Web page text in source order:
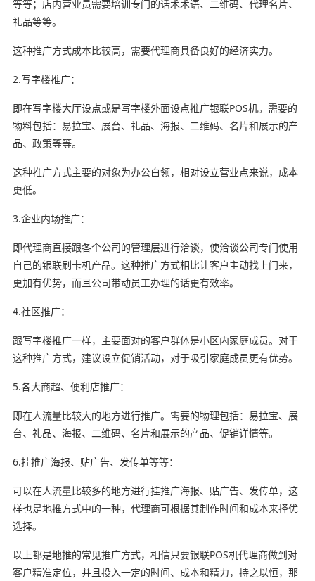
等等；店内营业员需要培训专门的话术术语、二维码、代理名片、
礼品等等。
这种推广方式成本比较高，需要代理商具备良好的经济实力。
2.写字楼推广：
即在写字楼大厅设点或是写字楼外面设点推广银联POS机。需要的
物料包括：易拉宝、展台、礼品、海报、二维码、名片和展示的产
品、政策等等。
这种推广方式主要的对象为办公白领，相对设立营业点来说，成本
更低。
3.企业内场推广：
即代理商直接跟各个公司的管理层进行洽谈，使洽谈公司专门使用
自己的银联刷卡机产品。这种推广方式相比让客户主动找上门来，
更加有优势，而且公司带动员工办理的话更有效率。
4.社区推广：
跟写字楼推广一样，主要面对的客户群体是小区内家庭成员。对于
这种推广方式，建议设立促销活动，对于吸引家庭成员更有优势。
5.各大商超、便利店推广：
即在人流量比较大的地方进行推广。需要的物理包括：易拉宝、展
台、礼品、海报、二维码、名片和展示的产品、促销详情等。
6.挂推广海报、贴广告、发传单等等：
可以在人流量比较多的地方进行挂推广海报、贴广告、发传单，这
样也是地推方式中的一种，代理商可根据其制作时间和成本来择优
选择。
以上都是地推的常见推广方式，相信只要银联POS机代理商做到对
客户精准定位，并且投入一定的时间、成本和精力，持之以恒，那